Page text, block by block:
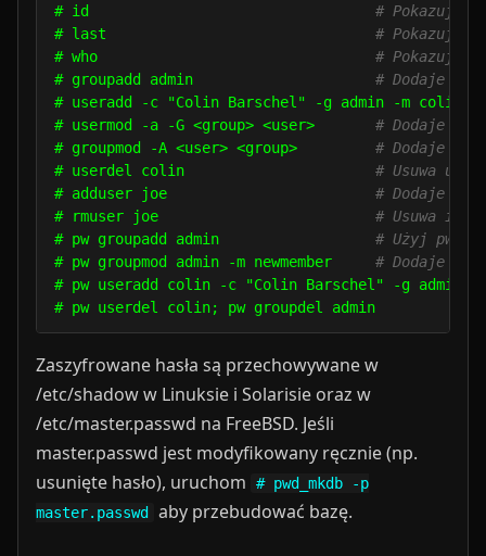
# id # Pokazuje
# last # Pokazuje
# who # Pokazuje
# groupadd admin # Dodaje
# useradd -c "Colin Barschel" -g admin -m colin
# usermod -a -G <group> <user> # Dodaje
# groupmod -A <user> <group> # Dodaje
# userdel colin # Usuwa
# adduser joe # Dodaje
# rmuser joe # Usuwa
# pw groupadd admin # Użyj pw we
# pw groupmod admin -m newmember # Dodaje
# pw useradd colin -c "Colin Barschel" -g admin
Zaszyfrowane hasła są przechowywane w
/etc/shadow w Linuksie i Solarisie oraz w
/etc/master.passwd na FreeBSD. Jeśli
master.passwd jest modyfikowany ręcznie (np.
usunięte hasło), uruchom
# pwd_mkdb -p
master.passwd aby przebudować bazę.